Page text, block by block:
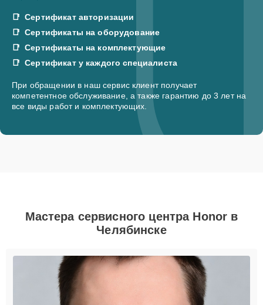
Сертификат авторизации
Сертификаты на оборудование
Сертификаты на комплектующие
Сертификат у каждого специалиста
При обращении в наш сервис клиент получает
компетентное обслуживание, а также гарантию до 3 лет на
все виды работ и комплектующих.
Мастера сервисного центра Honor в
Челябинске